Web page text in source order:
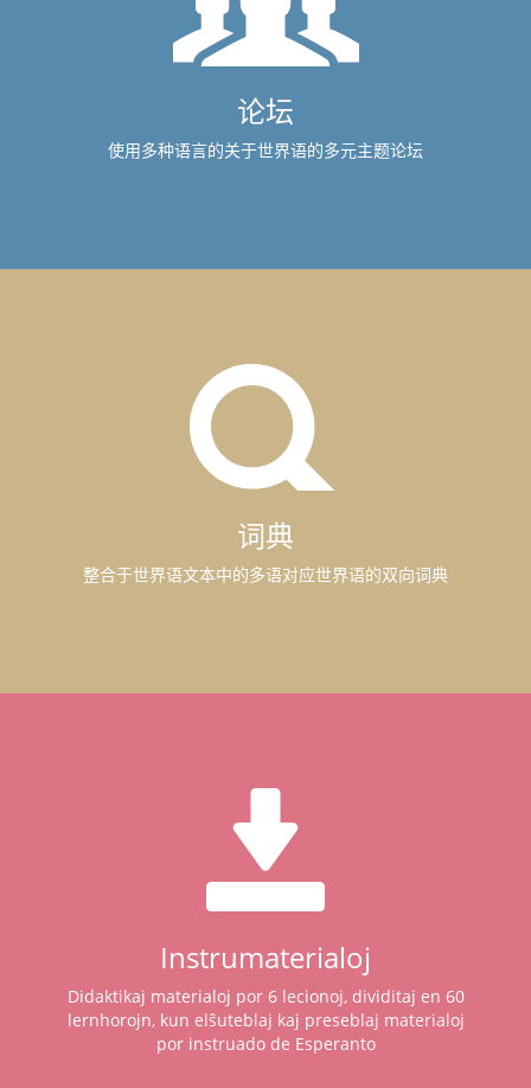
论坛
使用多种语言的关于世界语的多元主题论坛
词典
整合于世界语文本中的多语对应世界语的双向词典
Instrumaterialoj
Didaktikaj materialoj por 6 lecionoj, dividitaj en 60
lernhorojn, kun elŝuteblaj kaj preseblaj materialoj
por instruado de Esperanto